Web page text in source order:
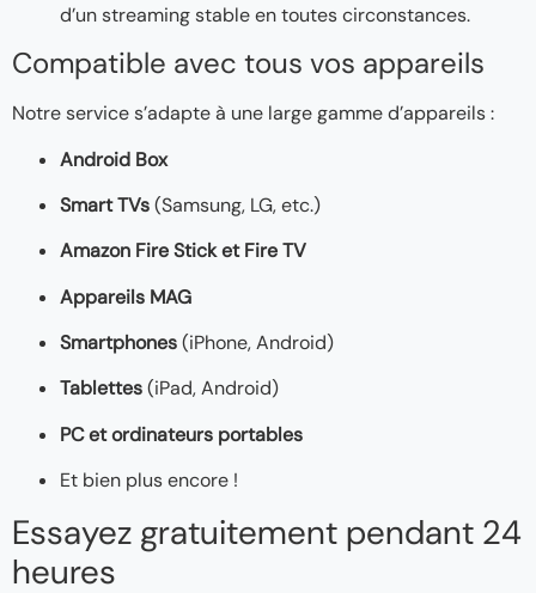
d’un streaming stable en toutes circonstances.
Compatible avec tous vos appareils
Notre service s’adapte à une large gamme d’appareils :
Android Box
Smart TVs(Samsung, LG, etc.)
Amazon Fire Stick et Fire TV
Appareils MAG
Smartphones(iPhone, Android)
Tablettes(iPad, Android)
PC et ordinateurs portables
Et bien plus encore !
Essayez gratuitement pendant 24
heures